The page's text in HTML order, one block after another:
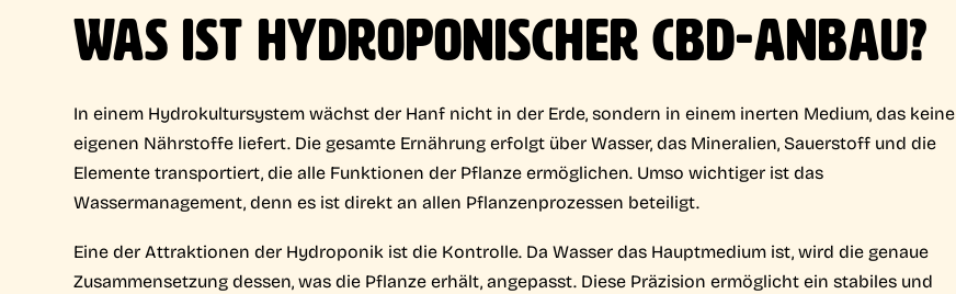
WAS IST HYDROPONISCHER CBD-ANBAU?
In einem Hydrokultursystem wächst der Hanf nicht in der Erde, sondern in einem inerten Medium, das keine
eigenen Nährstoffe liefert. Die gesamte Ernährung erfolgt über Wasser, das Mineralien, Sauerstoff und die
Elemente transportiert, die alle Funktionen der Pflanze ermöglichen. Umso wichtiger ist das
Wassermanagement, denn es ist direkt an allen Pflanzenprozessen beteiligt.
Eine der Attraktionen der Hydroponik ist die Kontrolle. Da Wasser das Hauptmedium ist, wird die genaue
Zusammensetzung dessen, was die Pflanze erhält, angepasst. Diese Präzision ermöglicht ein stabiles und